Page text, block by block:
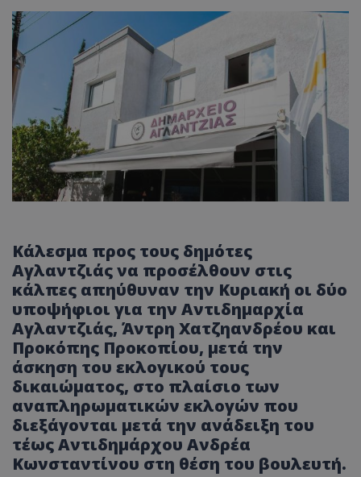
Κάλεσμα προς τους δημότες
Αγλαντζιάς να προσέλθουν στις
κάλπες απηύθυναν την Κυριακή οι δύο
υποψήφιοι για την Αντιδημαρχία
Αγλαντζιάς, Άντρη Χατζηανδρέου και
Προκόπης Προκοπίου, μετά την
άσκηση του εκλογικού τους
δικαιώματος, στο πλαίσιο των
αναπληρωματικών εκλογών που
διεξάγονται μετά την ανάδειξη του
τέως Αντιδημάρχου Ανδρέα
Κωνσταντίνου στη θέση του βουλευτή.